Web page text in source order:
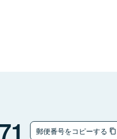
郵便番号をコピーする